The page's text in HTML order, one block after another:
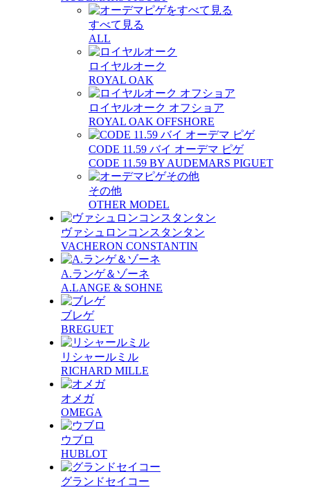
すべて見る
ALL
ロイヤルオーク
ROYAL OAK
ロイヤルオーク オフショア
ROYAL OAK OFFSHORE
CODE 11.59 バイ オーデマ ピゲ
CODE 11.59 BY AUDEMARS PIGUET
その他
OTHER MODEL
ヴァシュロンコンスタンタン
VACHERON CONSTANTIN
A.ランゲ＆ゾーネ
A.LANGE & SOHNE
ブレゲ
BREGUET
リシャールミル
RICHARD MILLE
オメガ
OMEGA
ウブロ
HUBLOT
グランドセイコー